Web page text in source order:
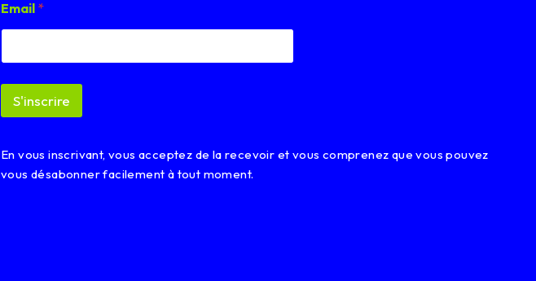
E
m
i
*
Email *
S'inscrire
En vous inscrivant, vous acceptez de la recevoir et vous comprenez que vous pouvez
vous désabonner facilement à tout moment.